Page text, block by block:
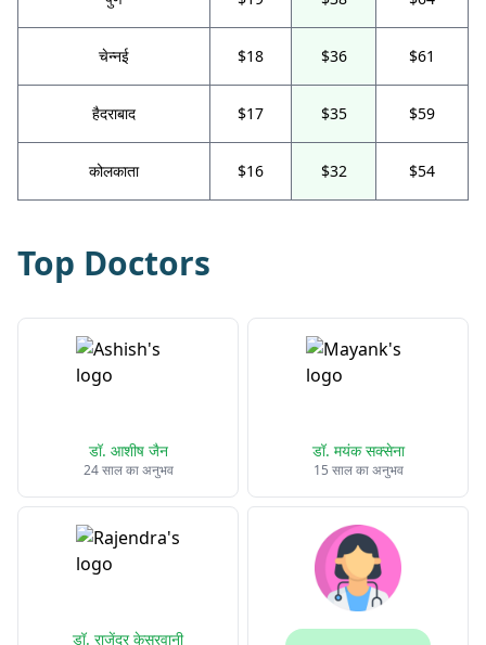
चेन्नई $18 $36 $61
हैदराबाद $17 $35 $59
कोलकाता $16 $32 $54
Top Doctors
डॉ. आशीष जैन
24 साल का अनुभव
डॉ. मयंक सक्सेना
15 साल का अनुभव
डॉ. राजेंद्र केसरवानी